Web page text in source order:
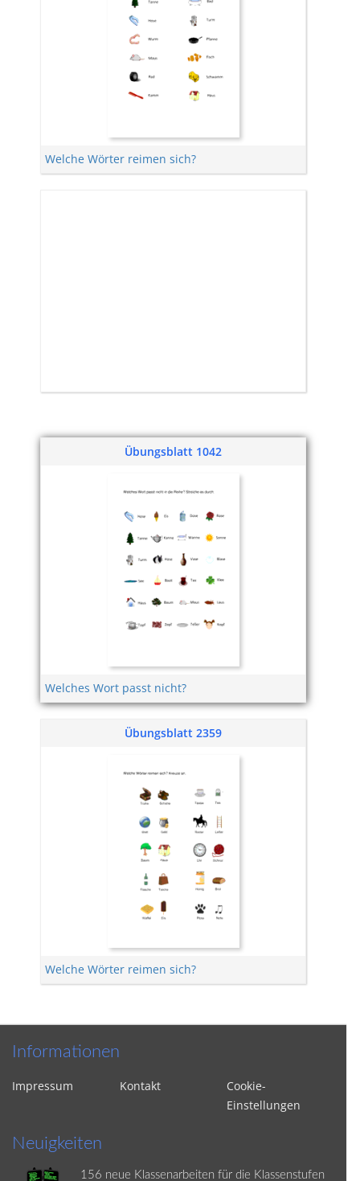
Welche Wörter reimen sich?
Übungsblatt 1042
Welches Wort passt nicht?
Übungsblatt 2359
Welche Wörter reimen sich?
Informationen
Impressum Kontakt
Cookie-
Einstellungen
Neuigkeiten
156 neue Klassenarbeiten für die Klassenstufen